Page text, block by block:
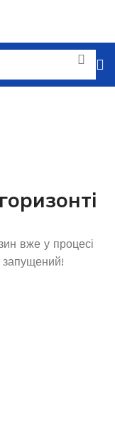
вже у процесі
запущений!